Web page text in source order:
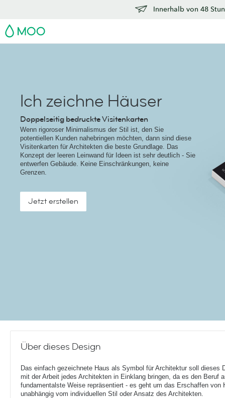
Innerhalb von 48
MOO
Ich zeichne Häuser
Doppelseitig bedruckte Visitenkarten
Wenn rigoroser Minimalismus der Stil ist, den Sie
potentiellen Kunden nahebringen möchten, dann sind diese
Visitenkarten für Architekten die beste Grundlage. Das
Konzept der leeren Leinwand für Ideen ist sehr deutlich - Sie
entwerfen Gebäude. Keine Einschränkungen, keine
Grenzen.
Jetzt erstellen
Über dieses Design
Das einfach gezeichnete Haus als Symbol für Architektur soll dieses
mit der Arbeit jedes Architekten in Einklang bringen, da es den Beruf
fundamentalste Weise repräsentiert - es geht um das Erschaffen von
unabhängig vom individuellen Stil oder Ansatz des Architekten.